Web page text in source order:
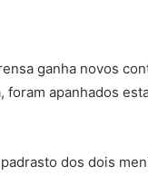
ganha novos
foram apanhados
dos dois